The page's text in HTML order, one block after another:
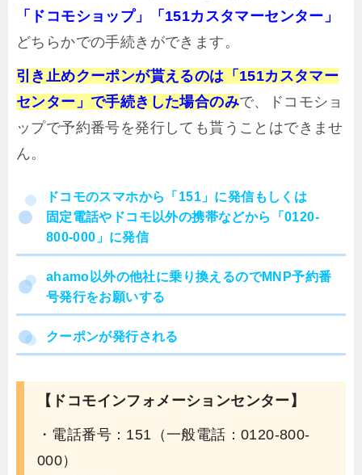
「ドコモショップ」「151カスタマーセンター」
どちらかでの手続きができます。
引き止めクーポンが貰えるのは「151カスタマー
センター」で手続きした場合のみで、ドコモショ
ップで予約番号を発行しても貰うことはできませ
ん。
ドコモのスマホから「151」に発信もしくは
固定電話やドコモ以外の携帯などから「0120-
800-000」に発信
ahamo以外の他社に乗り換えるのでMNP予約番
号発行をお願いする
クーポンが発行される
【ドコモインフォメーションセンター】
・電話番号：151（一般電話：0120-800-
000）